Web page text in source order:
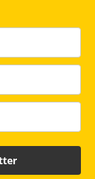
će 15
gradnje